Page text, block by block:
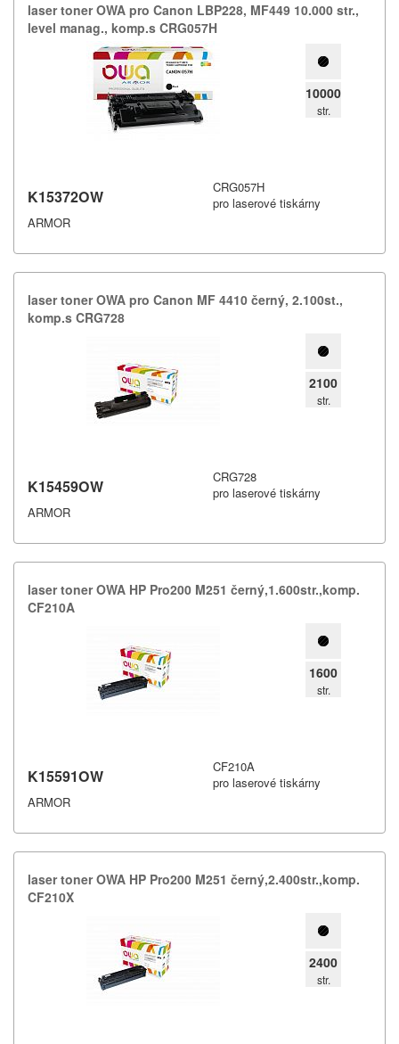
laser toner OWA pro Canon LBP228,​ MF449 10.​000 str.​,​
level manag.​,​ komp.​s CRG057H
10000
str.
K15372OW
ARMOR
CRG057H
pro laserové tiskárny
laser toner OWA pro Canon MF 4410 černý,​ 2.​100st.​,​
komp.​s CRG728
2100
str.
K15459OW
ARMOR
CRG728
pro laserové tiskárny
laser toner OWA HP Pro200 M251 černý,​1.​600str.​,​komp.​
CF210A
1600
str.
K15591OW
ARMOR
CF210A
pro laserové tiskárny
laser toner OWA HP Pro200 M251 černý,​2.​400str.​,​komp.​
CF210X
2400
str.